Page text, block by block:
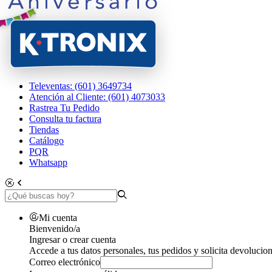
Televentas: (601) 3649734
Atención al Cliente: (601) 4073033
Rastrea Tu Pedido
Consulta tu factura
Tiendas
Catálogo
PQR
Whatsapp
Mi cuenta
Bienvenido/a
Ingresar o crear cuenta
Accede a tus datos personales, tus pedidos y solicita
Correo electrónico